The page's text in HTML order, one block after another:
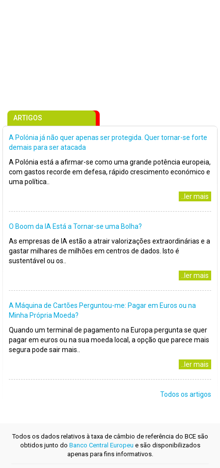
ARTIGOS
A Polónia já não quer apenas ser protegida. Quer tornar-se forte
demais para ser atacada
A Polónia está a afirmar-se como uma grande potência europeia,
com gastos recorde em defesa, rápido crescimento económico e
uma política..
..ler mais
O Boom da IA Está a Tornar-se uma Bolha?
As empresas de IA estão a atrair valorizações extraordinárias e a
gastar milhares de milhões em centros de dados. Isto é
sustentável ou os..
..ler mais
A Máquina de Cartões Perguntou-me: Pagar em Euros ou na
Minha Própria Moeda?
Quando um terminal de pagamento na Europa pergunta se quer
pagar em euros ou na sua moeda local, a opção que parece mais
segura pode sair mais..
..ler mais
Todos os artigos
Todos os dados relativos à taxa de câmbio de referência do BCE são
obtidos junto do Banco Central Europeu e são disponibilizados
apenas para fins informativos.